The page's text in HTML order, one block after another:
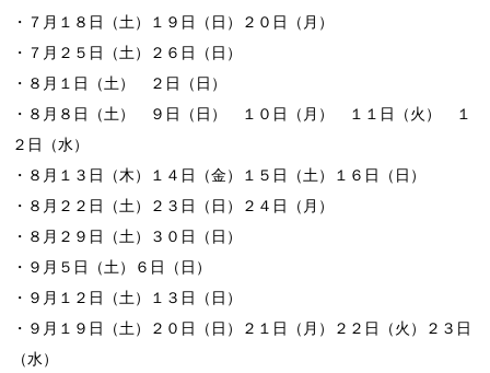
・７月１８日（土）１９日（日）２０日（月）
・７月２５日（土）２６日（日）
・８月１日（土） ２日（日）
・８月８日（土） ９日（日） １０日（月） １１日（火） １
２日（水）
・８月１３日（木）１４日（金）１５日（土）１６日（日）
・８月２２日（土）２３日（日）２４日（月）
・８月２９日（土）３０日（日）
・９月５日（土）６日（日）
・９月１２日（土）１３日（日）
・９月１９日（土）２０日（日）２１日（月）２２日（火）２３日
（水）